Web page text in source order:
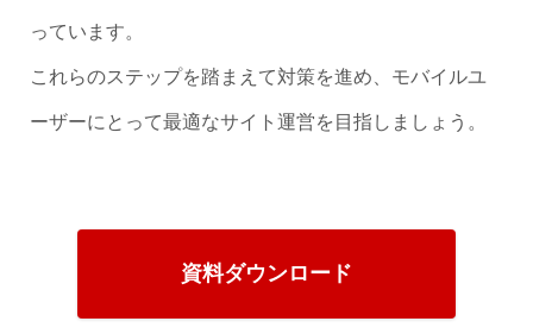
っています。
これらのステップを踏まえて対策を進め、モバイルユ
ーザーにとって最適なサイト運営を目指しましょう。
資料ダウンロード